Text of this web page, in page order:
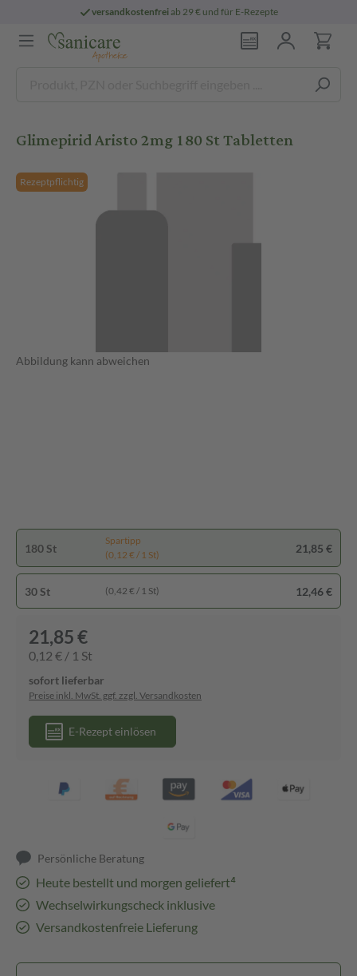
versandkostenfreiab 29 € und für E-Rezepte
Glimepirid Aristo 2mg 180 St Tabletten
Rezeptpflichtig
Abbildung kann abweichen
180 St
Spartipp
(0,12 € / 1 St)
21,85 €
30 St (0,42 € / 1 St) 12,46 €
21,85 €
0,12 € / 1 St
sofort lieferbar
Preise inkl. MwSt. ggf. zzgl. Versandkosten
E-Rezept einlösen
Persönliche Beratung
Heute bestellt und morgen geliefert⁴
Wechselwirkungscheck inklusive
Versandkostenfreie Lieferung